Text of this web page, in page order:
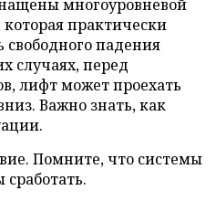
многоуровневой
которая практически
падения
случаях, перед
лифт может проехать
Важно знать, как
Помните, что системы